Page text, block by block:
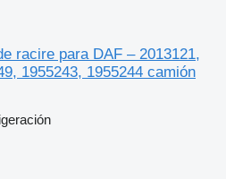
racire para DAF – 2013121,
1955243, 1955244 camión